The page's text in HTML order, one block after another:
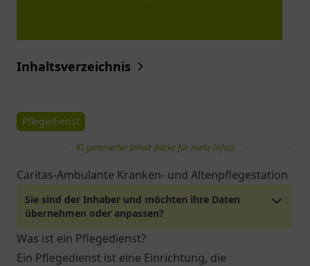
Inhaltsverzeichnis
Pflegedienst
KI generierter Inhalt (klicke für mehr Infos)
Caritas-Ambulante Kranken- und Altenpflegestation
Sie sind der Inhaber und möchten ihre Daten
übernehmen oder anpassen?
Was ist ein Pflegedienst?
Ein Pflegedienst ist eine Einrichtung, die